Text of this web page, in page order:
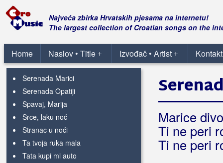
Najveća zbirka Hrvatskih pjesama na internetu!
The largest collection of Croatian songs on the
Home +
Naslov • Title +
Izvođač • Artist
Morgen
Nekad sam i ja volio
Samo jednom se ljubi
Sedamnaestogodišnjoj
Serenada Marici
Serenada Opatiji
Spavaj, Marija
Srce, laku noć
Stranac u noći
Ta tvoja ruka mala
Tata kupi mi auto
Marice
Ti ne peri
Ti ne peri